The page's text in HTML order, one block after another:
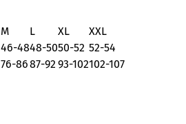
M L XL
XXL
46-4848-5050-52 52-54
76-8687-92 93-102102-107